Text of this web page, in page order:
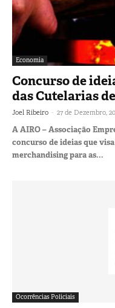
Economia
Concurso de
das Cutelarias
Joel Ribeiro - 27 de Dezembro,
A AIRO – Associação
concurso de ideias que
merchandising para as...
Ocorrências Policiais